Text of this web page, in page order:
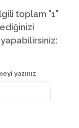
toplam "1"
yazınız